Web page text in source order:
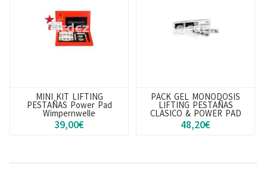
PACK GEL MONODOSIS
LIFTING PESTAÑAS
CLASICO & POWER PAD
48,20€
POWER PAD GLUE
Pegamento para Moldes
Lifting Pestañas
11,90€